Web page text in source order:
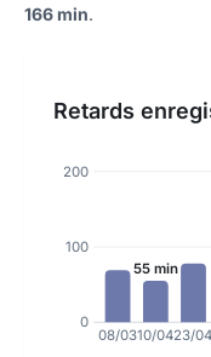
166 min.
Retards
0
100
200
08/03
55 min
10/0423/